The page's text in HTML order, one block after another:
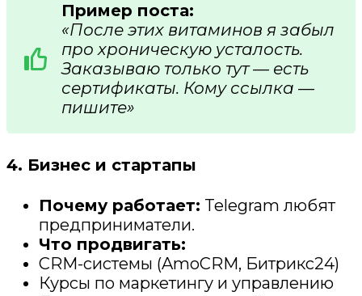
Пример поста:
«После этих витаминов я забыл
про хроническую усталость.
Заказываю только тут — есть
сертификаты. Кому ссылка —
пишите»
4. Бизнес и стартапы
Почему работает: Telegram любят
предприниматели.
Что продвигать:
CRM-системы (AmoCRM, Битрикс24)
Курсы по маркетингу и управлению